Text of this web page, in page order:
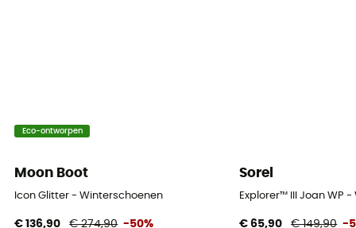
Eco-ontworpen
Moon Boot
Icon Glitter - Winterschoenen
€ 136,90 € 274,90 -50%
Sorel
Explorer™ III Joan WP
€ 65,90 € 149,90 -